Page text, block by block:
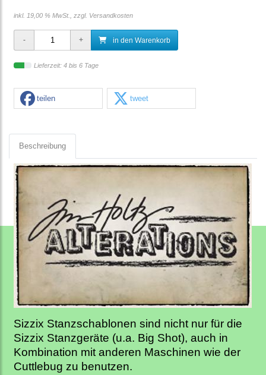
inkl. 19,00 % MwSt., zzgl. Versandkosten
in den Warenkorb
Lieferzeit: 4 bis 6 Tage
teilen tweet
Beschreibung
Sizzix Stanzschablonen sind nicht nur für die
Sizzix Stanzgeräte (u.a. Big Shot), auch in
Kombination mit anderen Maschinen wie der
Cuttlebug zu benutzen.